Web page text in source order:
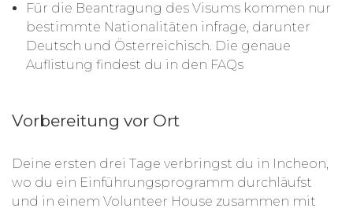
Für die Beantragung des Visums kommen nur
bestimmte Nationalitäten infrage, darunter
Deutsch und Österreichisch. Die genaue
Auflistung findest du in den FAQs
Vorbereitung vor Ort
Deine ersten drei Tage verbringst du in Incheon,
wo du ein Einführungsprogramm durchläufst
und in einem Volunteer House zusammen mit